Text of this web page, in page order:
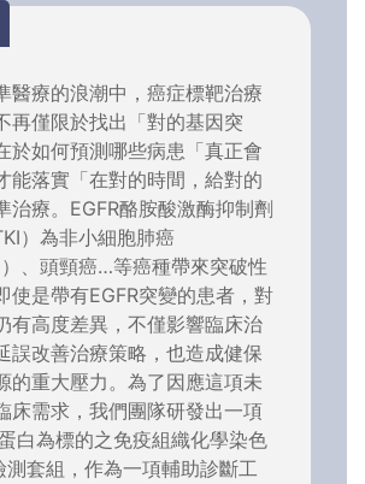
醫療的浪潮中，癌症標靶治療
再僅限於找出「對的基因突
於如何預測哪些病患「真正會
能落實「在對的時間，給對的
治療。EGFR酪胺酸激酶抑制劑
）為非小細胞肺癌
）、頭頸癌…等癌種帶來突破性
使是帶有EGFR突變的患者，對
有高度差異，不僅影響臨床治
誤改善治療策略，也造成健保
的重大壓力。為了因應這項未
床需求，我們團隊研發出一項
白為標的之免疫組織化學染色
測套組，作為一項輔助診斷工